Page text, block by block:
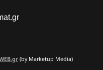
(by Marketup Media)